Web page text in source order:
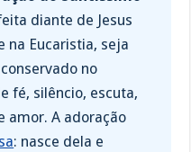
diante de Jesus
na Eucaristia, seja
no
fé, silêncio, escuta,
amor. A adoração
: nasce dela e